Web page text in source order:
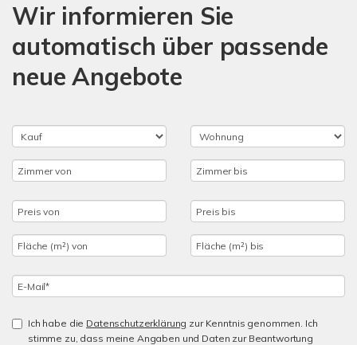
Wir informieren Sie
automatisch über passende
neue Angebote
Ich habe die Datenschutzerklärung zur Kenntnis genommen. Ich
stimme zu, dass meine Angaben und Daten zur Beantwortung